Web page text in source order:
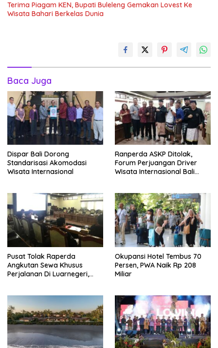
Terima Piagam KEN, Bupati Buleleng Gemakan Lovest Ke
Wisata Bahari Berkelas Dunia
Baca Juga
Dispar Bali Dorong
Standarisasi Akomodasi
Wisata Internasional
Ranperda ASKP Ditolak,
Forum Perjuangan Driver
Wisata Internasional Bali
Pusat Tolak Raperda
Angkutan Sewa Khusus
Perjalanan Di Luarnegeri,
Okupansi Hotel Tembus 70
Persen, PWA Naik Rp 208
Miliar